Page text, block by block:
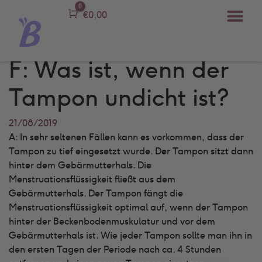
Carro
0
€0,00
F: Was ist, wenn der
Tampon undicht ist?
21/08/2019
A: In sehr seltenen Fällen kann es vorkommen, dass der
Tampon zu tief eingesetzt wurde. Der Tampon sitzt dann
hinter dem Gebärmutterhals. Die
Menstruationsflüssigkeit fließt aus dem
Gebärmutterhals. Der Tampon fängt die
Menstruationsflüssigkeit optimal auf, wenn der Tampon
hinter der Beckenbodenmuskulatur und vor dem
Gebärmutterhals ist. Wie jeder Tampon sollte man ihn in
den ersten Tagen der Periode nach ca. 4 Stunden